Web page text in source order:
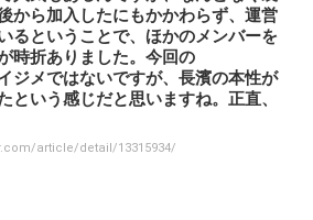
から加入したにもかかわらず、運営
るということで、ほかのメンバーを
時折ありました。今回の
ジメではないですが、長濱の本性が
という感じだと思いますね。正直、
article/detail/13315934/